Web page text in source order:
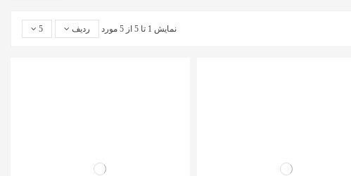
نمایش 1 تا 5 از 5 مورد ردیف 5